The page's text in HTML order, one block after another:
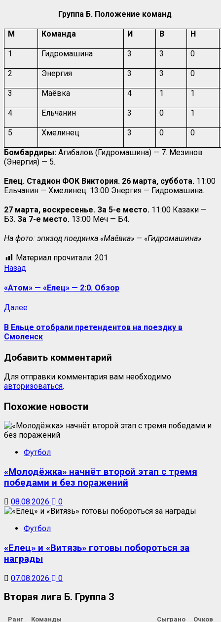
Группа Б. Положение команд
М Команда И В Н
1 Гидромашина 3 3 0
2 Энергия 3 3 0
3 Маёвка 4 1 1
4 Ельчанин 3 0 1
5 Хмелинец 3 0 0
Бомбардиры: Агибалов (Гидромашина) — 7. Мезинов
(Энергия) — 5.
Елец. Стадион ФОК Виктория. 26 марта, суббота. 11:00
Ельчанин — Хмелинец. 13:00 Энергия — Гидромашина.
27 марта, воскресенье. За 5-е место. 11:00 Казаки —
Б3. За 7-е место. 13:00 Меч — Б4.
На фото: эпизод поединка «Маёвка» — «Гидромашина»
Материал прочитали: 201
Назад
«Атом» — «Елец» — 2:0. Обзор
Далее
В Ельце отобрали претендентов на поездку в
Смоленск
Добавить комментарий
Для отправки комментария вам необходимо
авторизоваться.
Похожие новости
Футбол
«Молодёжка» начнёт второй этап с тремя
победами и без поражений
08.08.2026 0
Футбол
«Елец» и «Витязь» готовы побороться за
награды
07.08.2026 0
Вторая лига Б. Группа 3
Ранг Команды Сыграно Очков